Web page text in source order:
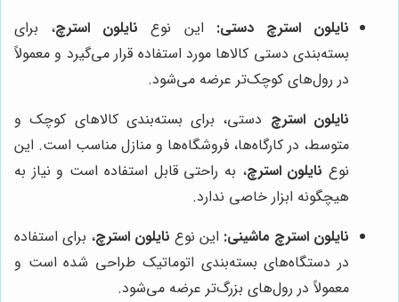
نایلون استرچ دستی: این نوع نایلون استرچ، برای
بسته‌بندی دستی کالاها مورد استفاده قرار می‌گیرد و معمولاً
در رول‌های کوچک‌تر عرضه می‌شود.
نایلون استرچ دستی، برای بسته‌بندی کالاهای کوچک و
متوسط، در کارگاه‌ها، فروشگاه‌ها و منازل مناسب است. این
نوع نایلون استرچ، به راحتی قابل استفاده است و نیاز به
هیچگونه ابزار خاصی ندارد.
نایلون استرچ ماشینی: این نوع نایلون استرچ، برای استفاده
در دستگاه‌های بسته‌بندی اتوماتیک طراحی شده است و
معمولاً در رول‌های بزرگ‌تر عرضه می‌شود.